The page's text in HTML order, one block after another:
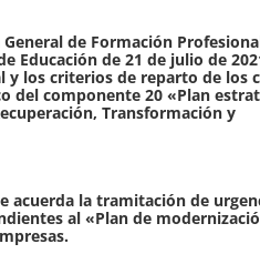
de Formación
Educación de 21 de julio de
los criterios de reparto de los
del componente 20 «Plan
Transformación y
acuerda la tramitación de
al «Plan de